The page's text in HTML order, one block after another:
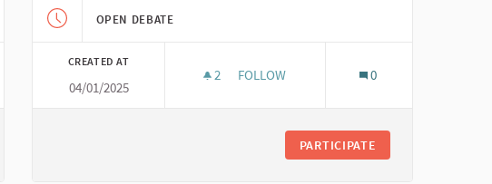
DOKUMENTACE EN-ROADS
OPEN DEBATE
CREATED AT
04/01/2025
2 2 FOLLOWERS
FOLLOW 0
PARTICIPATE